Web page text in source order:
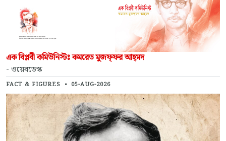
এক বিপ্লবী কমিউনিস্টঃ কমরেড মুজফ্‌ফর আহ্‌মদ
- ওয়েবডেস্ক
FACT & FIGURES • 05-AUG-2026